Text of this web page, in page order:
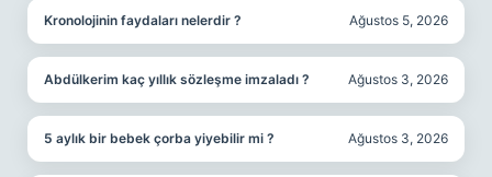
Kronolojinin faydaları nelerdir ? Ağustos 5, 2026
Abdülkerim kaç yıllık sözleşme imzaladı ? Ağustos 3, 2026
5 aylık bir bebek çorba yiyebilir mi ? Ağustos 3, 2026